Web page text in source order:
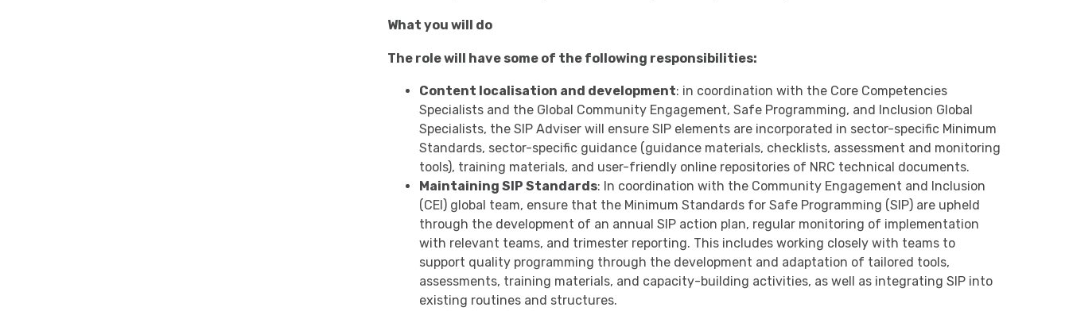
What you will do
The role will have some of the following responsibilities:
Content localisation and development: in coordination with the Core Competencies
Specialists and the Global Community Engagement, Safe Programming, and Inclusion Global
Specialists, the SIP Adviser will ensure SIP elements are incorporated in sector-specific Minimum
Standards, sector-specific guidance (guidance materials, checklists, assessment and monitoring
tools), training materials, and user-friendly online repositories of NRC technical documents.
Maintaining SIP Standards: In coordination with the Community Engagement and Inclusion
(CEI) global team, ensure that the Minimum Standards for Safe Programming (SIP) are upheld
through the development of an annual SIP action plan, regular monitoring of implementation
with relevant teams, and trimester reporting. This includes working closely with teams to
support quality programming through the development and adaptation of tailored tools,
assessments, training materials, and capacity-building activities, as well as integrating SIP into
existing routines and structures.